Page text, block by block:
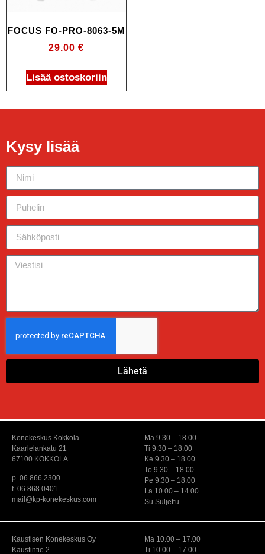
FOCUS FO-PRO-8063-5M
29.00 €
Lisää ostoskoriin
Kysy lisää
Lähetä
Konekeskus Kokkola
Kaarlelankatu 21
67100 KOKKOLA
p. 06 866 2300
f. 06 868 0401
mail@kp-konekeskus.com
Ma 9.30 – 18.00
Ti 9.30 – 18.00
Ke 9.30 – 18.00
To 9.30 – 18.00
Pe 9.30 – 18.00
La 10.00 – 14.00
Su Suljettu
Kaustisen Konekeskus Oy
Kaustintie 2
Ma 10.00 – 17.00
Ti 10.00 – 17.00